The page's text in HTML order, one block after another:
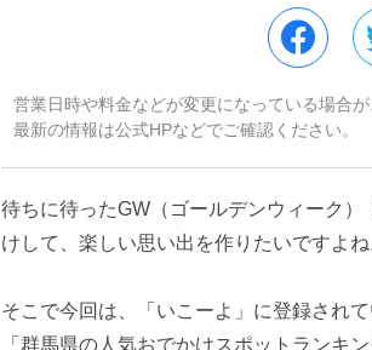
営業日時や料金などが変更になっている場合が
最新の情報は公式HPなどでご確認ください。
待ちに待ったGW（ゴールデンウィーク
けして、楽しい思い出を作りたいですよね
そこで今回は、「いこーよ」に登録され
「群馬県の人気おでかけスポットランキ